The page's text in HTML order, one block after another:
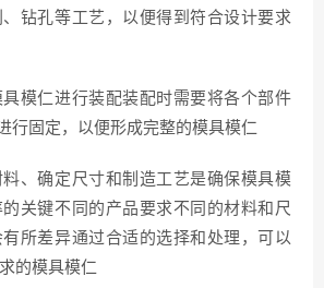
钻孔等工艺，以便得到符合设计要求
模仁进行装配装配时需要将各个部件
行固定，以便形成完整的模具模仁
、确定尺寸和制造工艺是确保模具模
关键不同的产品要求不同的材料和尺
所差异通过合适的选择和处理，可以
的模具模仁